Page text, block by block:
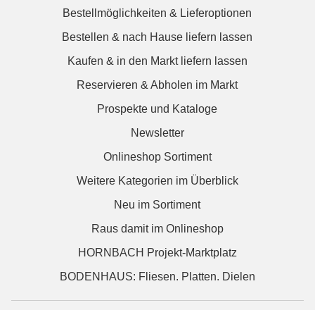
Bestellmöglichkeiten & Lieferoptionen
Bestellen & nach Hause liefern lassen
Kaufen & in den Markt liefern lassen
Reservieren & Abholen im Markt
Prospekte und Kataloge
Newsletter
Onlineshop Sortiment
Weitere Kategorien im Überblick
Neu im Sortiment
Raus damit im Onlineshop
HORNBACH Projekt-Marktplatz
BODENHAUS: Fliesen. Platten. Dielen